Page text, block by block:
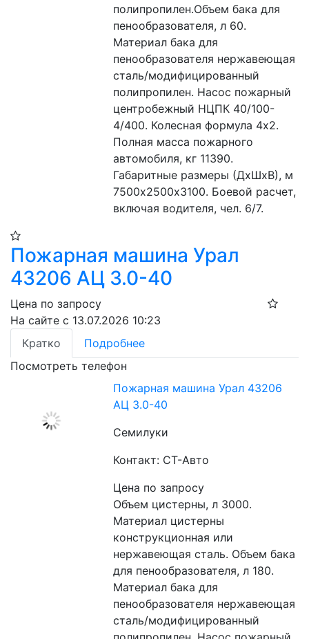
полипропилен.Объем бака для
пенообразователя, л 60.
Материал бака для
пенообразователя нержавеющая
сталь/модифицированный
полипропилен. Насос пожарный
центробежный НЦПК 40/100-
4/400. Колесная формула 4х2.
Полная масса пожарного
автомобиля, кг 11390.
Габаритные размеры (ДхШхВ), м
7500х2500х3100. Боевой расчет,
включая водителя, чел. 6/7.
Пожарная машина Урал
43206 АЦ 3.0-40
Цена по запросу
На сайте с 13.07.2026 10:23
Кратко
Подробнее
Посмотреть телефон
Пожарная машина Урал 43206
АЦ 3.0-40
Семилуки
Контакт: СТ-Авто
Цена по запросу
Объем цистерны, л 3000.
Материал цистерны
конструкционная или
нержавеющая сталь. Объем бака
для пенообразователя, л 180.
Материал бака для
пенообразователя нержавеющая
сталь/модифицированный